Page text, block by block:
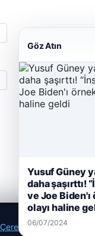
Çerez Politikamız
Göz Atın
Yusuf Güney
daha şaşırttı!
ve Joe
olayı haline
06/07/2024